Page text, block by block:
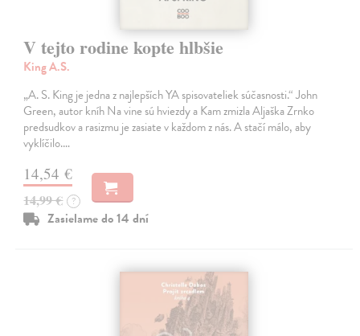
V tejto rodine kopte hlbšie
King A.S.
„A. S. King je jedna z najlepších YA spisovateliek súčasnosti.“ John
Green, autor kníh Na vine sú hviezdy a Kam zmizla Aljaška Zrnko
predsudkov a rasizmu je zasiate v každom z nás. A stačí málo, aby
vyklíčilo.…
14,54 €
14,99 € ?
Zasielame do 14 dní